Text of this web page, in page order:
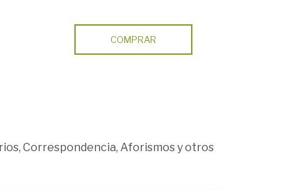
COMPRAR
Correspondencia, Aforismos y otros